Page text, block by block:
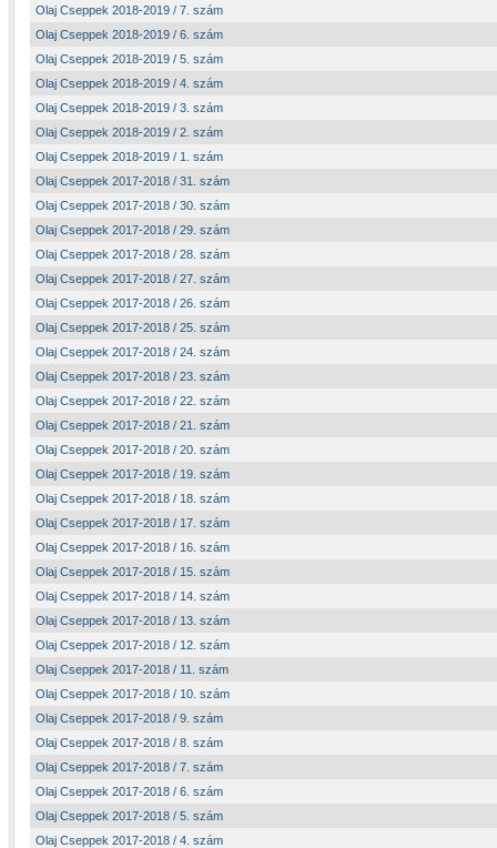
Olaj Cseppek 2018-2019 / 7. szám
Olaj Cseppek 2018-2019 / 6. szám
Olaj Cseppek 2018-2019 / 5. szám
Olaj Cseppek 2018-2019 / 4. szám
Olaj Cseppek 2018-2019 / 3. szám
Olaj Cseppek 2018-2019 / 2. szám
Olaj Cseppek 2018-2019 / 1. szám
Olaj Cseppek 2017-2018 / 31. szám
Olaj Cseppek 2017-2018 / 30. szám
Olaj Cseppek 2017-2018 / 29. szám
Olaj Cseppek 2017-2018 / 28. szám
Olaj Cseppek 2017-2018 / 27. szám
Olaj Cseppek 2017-2018 / 26. szám
Olaj Cseppek 2017-2018 / 25. szám
Olaj Cseppek 2017-2018 / 24. szám
Olaj Cseppek 2017-2018 / 23. szám
Olaj Cseppek 2017-2018 / 22. szám
Olaj Cseppek 2017-2018 / 21. szám
Olaj Cseppek 2017-2018 / 20. szám
Olaj Cseppek 2017-2018 / 19. szám
Olaj Cseppek 2017-2018 / 18. szám
Olaj Cseppek 2017-2018 / 17. szám
Olaj Cseppek 2017-2018 / 16. szám
Olaj Cseppek 2017-2018 / 15. szám
Olaj Cseppek 2017-2018 / 14. szám
Olaj Cseppek 2017-2018 / 13. szám
Olaj Cseppek 2017-2018 / 12. szám
Olaj Cseppek 2017-2018 / 11. szám
Olaj Cseppek 2017-2018 / 10. szám
Olaj Cseppek 2017-2018 / 9. szám
Olaj Cseppek 2017-2018 / 8. szám
Olaj Cseppek 2017-2018 / 7. szám
Olaj Cseppek 2017-2018 / 6. szám
Olaj Cseppek 2017-2018 / 5. szám
Olaj Cseppek 2017-2018 / 4. szám